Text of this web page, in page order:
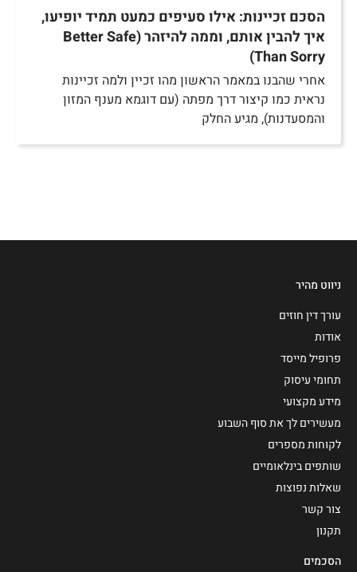
הסכם זכיינות: אילו סעיפים כמעט תמיד יופיעו,
איך להבין אותם, וממה להיזהר (Better Safe
Than Sorry)
אחרי שהבנו במאמר הראשון מהו זכיין ולמה זכיינות
נראית כמו קיצור דרך מפתה (עם דוגמא מענף המזון
והמסעדנות), מגיע החלק
ניווט מהיר
עורך דין חוזים
אודות
פרופיל מייסד
תחומי עיסוק
מידע מקצועי
מעשירים לך את סוף השבוע
לקוחות מספרים
שותפים בינלאומיים
שאלות נפוצות
צור קשר
תקנון
הסכמים